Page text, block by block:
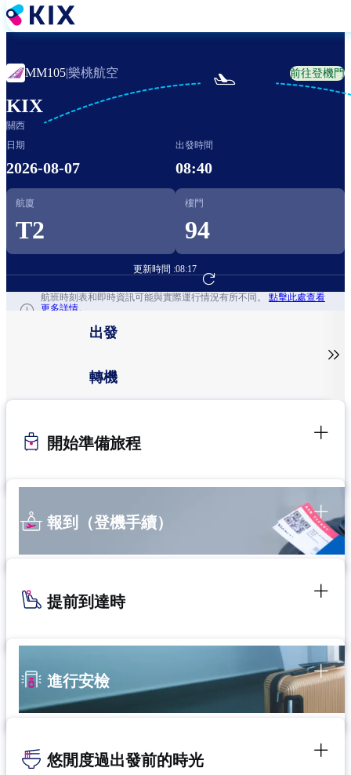
移
至
內
容
MM105|樂桃航空 前往登機門
KIX
關西

日期
2026-08-07
出發時間
08:40
航廈
T2
樓門
94
更新時間 :08:17
前往航班預訂
航班時刻表和即時資訊可能與實際運行情況有所不同。 點擊此處查看
更多詳情。
出發
轉機

開始準備旅程
報到（登機手續）
提前到達時
進行安檢
悠閒度過出發前的時光